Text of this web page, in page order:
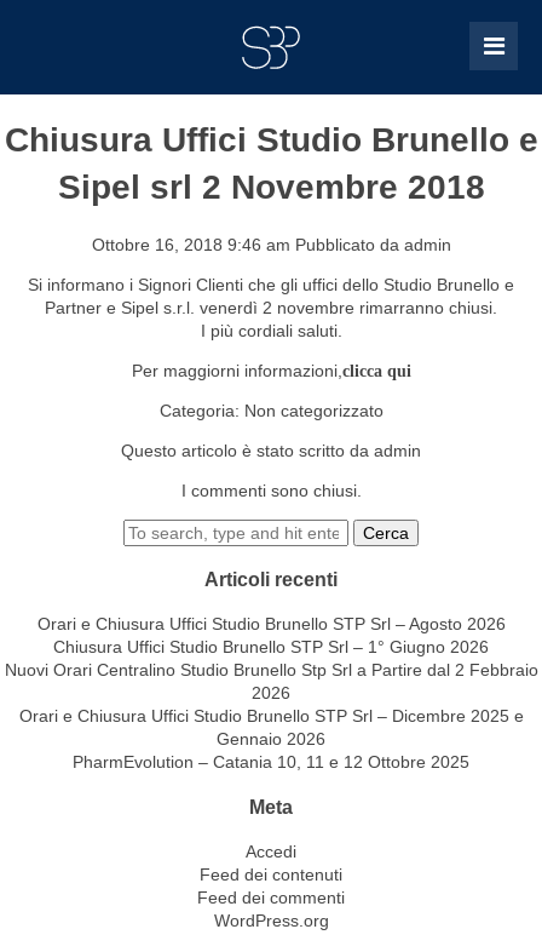
Chiusura Uffici Studio Brunello e
Sipel srl 2 Novembre 2018
Ottobre 16, 2018 9:46 am Pubblicato da admin
Si informano i Signori Clienti che gli uffici dello Studio Brunello e
Partner e Sipel s.r.l. venerdì 2 novembre rimarranno chiusi.
I più cordiali saluti.
Per maggiorni informazioni, clicca qui
Categoria: Non categorizzato
Questo articolo è stato scritto da admin
I commenti sono chiusi.
Cerca
Articoli recenti
Orari e Chiusura Uffici Studio Brunello STP Srl – Agosto 2026
Chiusura Uffici Studio Brunello STP Srl – 1° Giugno 2026
Nuovi Orari Centralino Studio Brunello Stp Srl a Partire dal 2 Febbraio
2026
Orari e Chiusura Uffici Studio Brunello STP Srl – Dicembre 2025 e
Gennaio 2026
PharmEvolution – Catania 10, 11 e 12 Ottobre 2025
Meta
Accedi
Feed dei contenuti
Feed dei commenti
WordPress.org